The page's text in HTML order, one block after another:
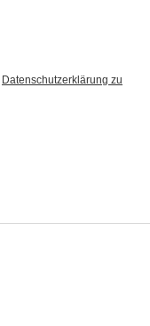
Datenschutzerklärung zu